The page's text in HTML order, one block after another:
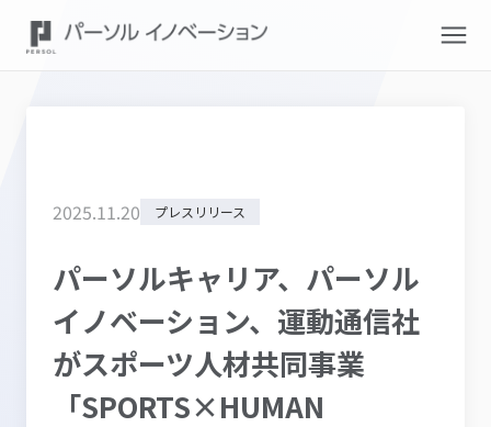
2025.11.20 プレスリリース
パーソルキャリア、パーソル
イノベーション、運動通信社
がスポーツ人材共同事業
「SPORTS×HUMAN